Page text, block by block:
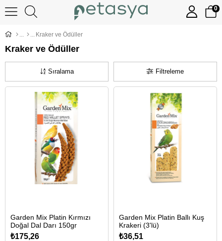
0
Kraker ve Ödüller
Kraker ve Ödüller
Filtreleme
Sıralama
Garden Mix Platin Kırmızı
Doğal Dal Darı 150gr
₺175,26
Garden Mix Platin Ballı Kuş
Krakeri (3'lü)
₺36,51